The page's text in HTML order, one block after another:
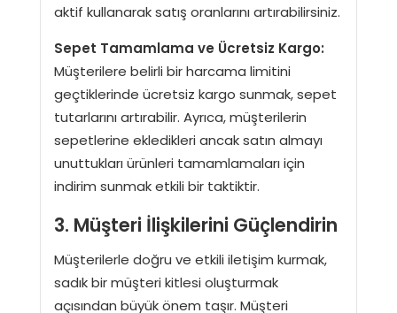
aktif kullanarak satış oranlarını artırabilirsiniz.
Sepet Tamamlama ve Ücretsiz Kargo:
Müşterilere belirli bir harcama limitini
geçtiklerinde ücretsiz kargo sunmak, sepet
tutarlarını artırabilir. Ayrıca, müşterilerin
sepetlerine ekledikleri ancak satın almayı
unuttukları ürünleri tamamlamaları için
indirim sunmak etkili bir taktiktir.
3. Müşteri İlişkilerini Güçlendirin
Müşterilerle doğru ve etkili iletişim kurmak,
sadık bir müşteri kitlesi oluşturmak
açısından büyük önem taşır. Müşteri